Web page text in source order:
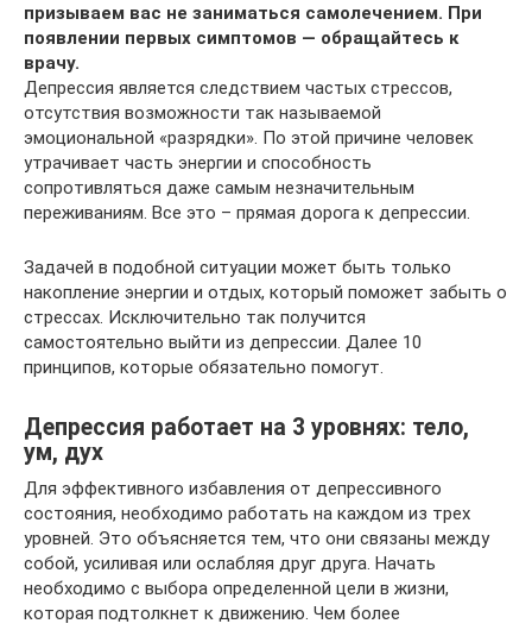
призываем вас не заниматься самолечением. При
появлении первых симптомов — обращайтесь к
врачу.
Депрессия является следствием частых стрессов,
отсутствия возможности так называемой
эмоциональной «разрядки». По этой причине человек
утрачивает часть энергии и способность
сопротивляться даже самым незначительным
переживаниям. Все это – прямая дорога к депрессии.
Задачей в подобной ситуации может быть только
накопление энергии и отдых, который поможет забыть о
стрессах. Исключительно так получится
самостоятельно выйти из депрессии. Далее 10
принципов, которые обязательно помогут.
Депрессия работает на 3 уровнях: тело,
ум, дух
Для эффективного избавления от депрессивного
состояния, необходимо работать на каждом из трех
уровней. Это объясняется тем, что они связаны между
собой, усиливая или ослабляя друг друга. Начать
необходимо с выбора определенной цели в жизни,
которая подтолкнет к движению. Чем более